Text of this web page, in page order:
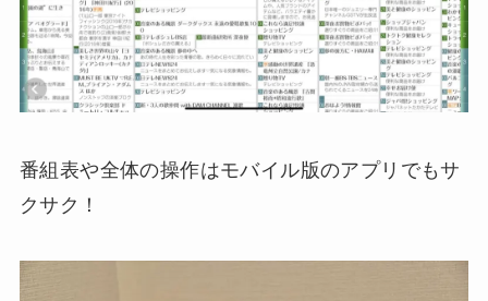
番組表や全体の操作はモバイル版のアプリでもサ
クサク！